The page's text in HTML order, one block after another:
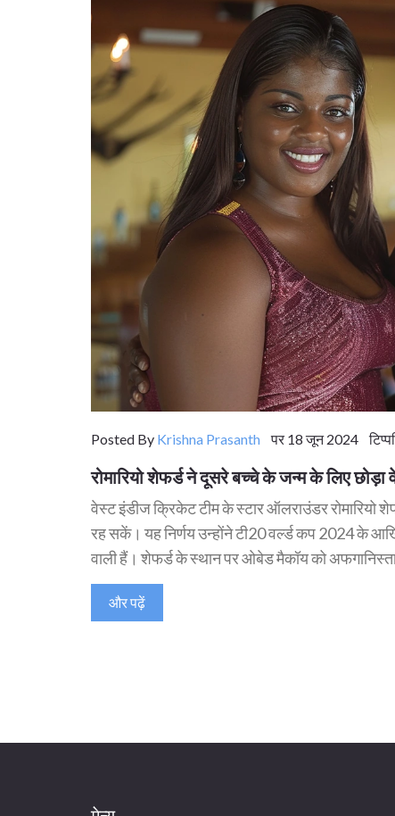
Posted By Krishna Prasanth पर 18 जून 2024
रोमारियो शेफर्ड ने दूसरे बच्चे के जन्म के लिए
वेस्ट इंडीज क्रिकेट टीम के स्टार ऑलराउंडर रोमारियो
रह सकें। यह निर्णय उन्होंने टी20 वर्ल्ड कप 2024 के
वाली हैं। शेफर्ड के स्थान पर ओबेड मैकॉय को
और पढ़ें